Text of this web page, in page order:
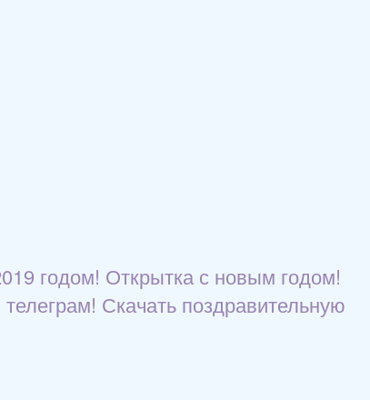
годом! Открытка с новым годом!
Скачать поздравительную